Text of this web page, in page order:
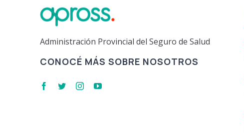
Administración Provincial del Seguro de Salud
CONOCÉ MÁS SOBRE NOSOTROS